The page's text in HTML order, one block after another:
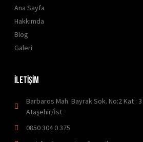
Ana Sayfa
Hakkımda
Blog
Galeri
İLETİŞİM
Barbaros Mah. Bayrak Sok. No:2 Kat : 3
Ataşehir/İst
0850 304 0 375